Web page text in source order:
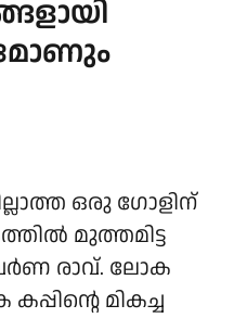
ഒരു ഗോളിന്
മുത്തമിട്ട
രാവ്. ലോക
മികച്ച